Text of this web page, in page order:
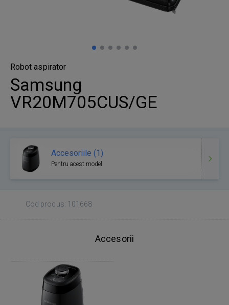
Robot aspirator
Samsung
VR20M705CUS/GE
Accesoriile (1)
Pentru acest model
Cod produs: 101668
Accesorii